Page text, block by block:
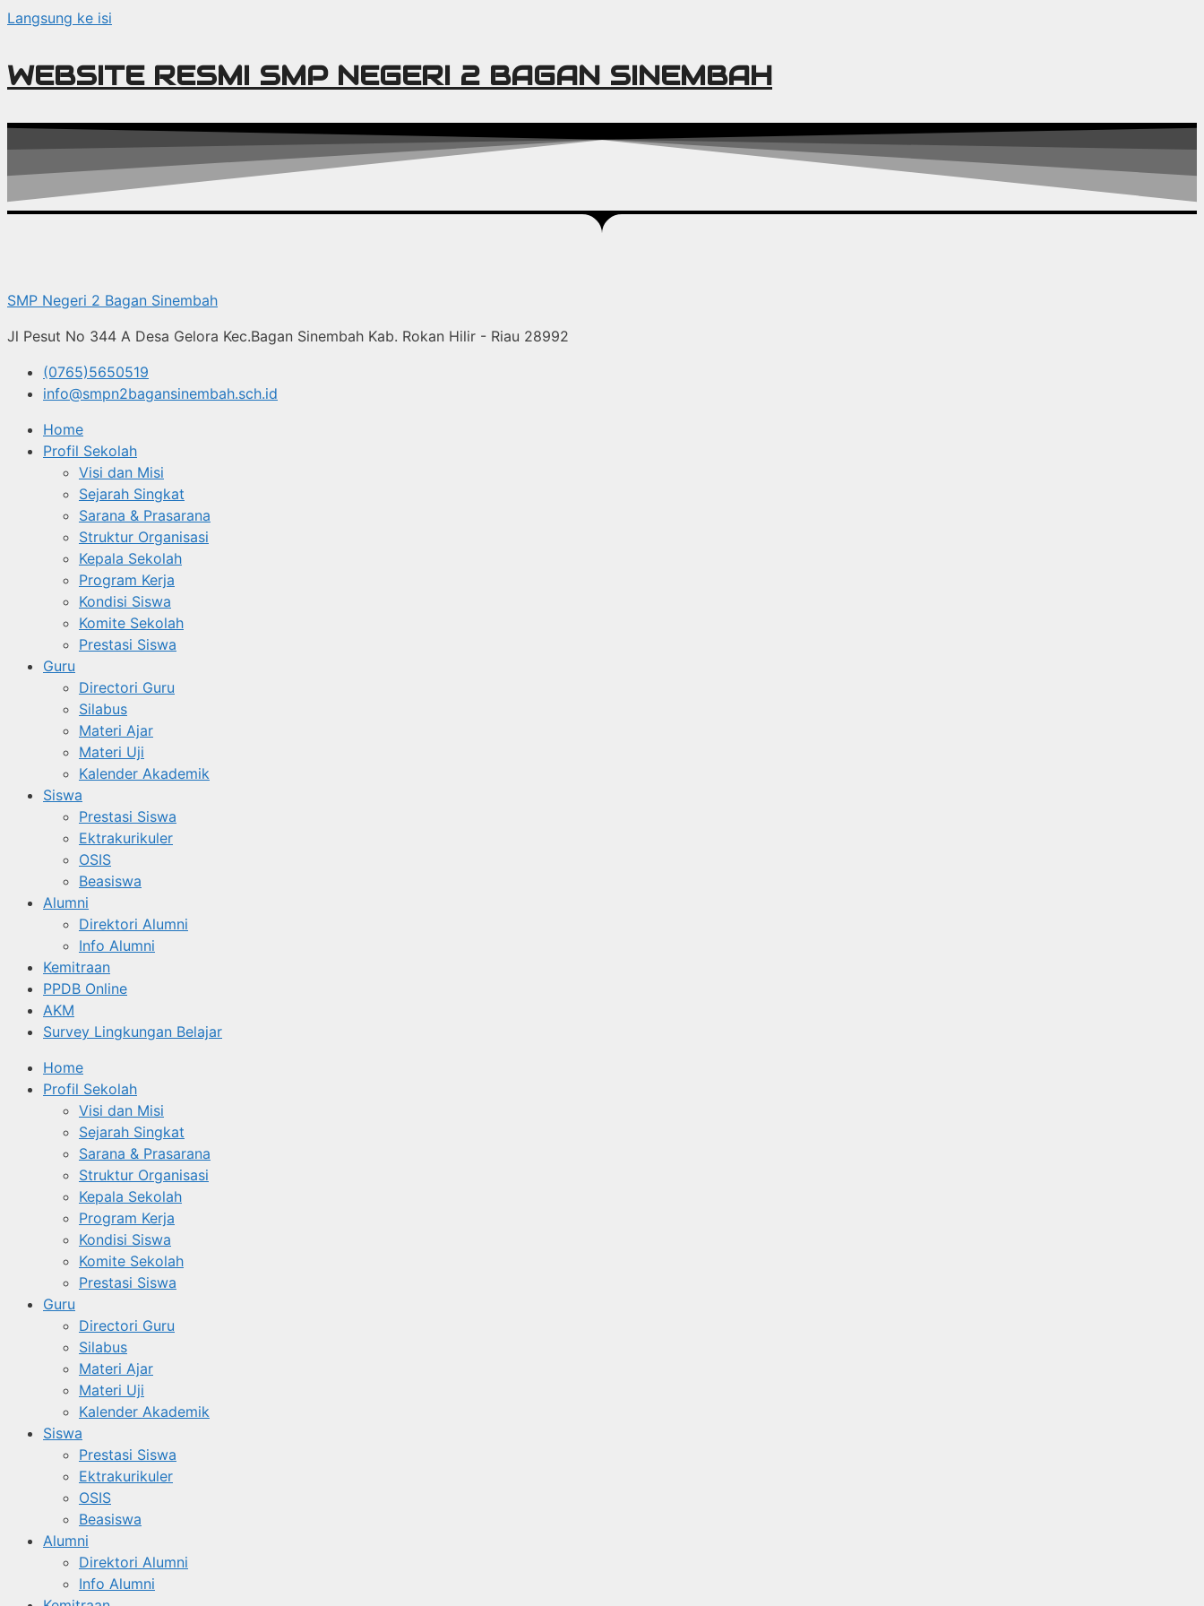
Langsung ke isi
WEBSITE RESMI SMP NEGERI 2 BAGAN SINEMBAH
SMP Negeri 2 Bagan Sinembah
Jl Pesut No 344 A Desa Gelora Kec.Bagan Sinembah Kab. Rokan Hilir - Riau 28992
(0765)5650519
info@smpn2bagansinembah.sch.id
Home
Profil Sekolah
Visi dan Misi
Sejarah Singkat
Sarana & Prasarana
Struktur Organisasi
Kepala Sekolah
Program Kerja
Kondisi Siswa
Komite Sekolah
Prestasi Siswa
Guru
Directori Guru
Silabus
Materi Ajar
Materi Uji
Kalender Akademik
Siswa
Prestasi Siswa
Ektrakurikuler
OSIS
Beasiswa
Alumni
Direktori Alumni
Info Alumni
Kemitraan
PPDB Online
AKM
Survey Lingkungan Belajar
Home
Profil Sekolah
Visi dan Misi
Sejarah Singkat
Sarana & Prasarana
Struktur Organisasi
Kepala Sekolah
Program Kerja
Kondisi Siswa
Komite Sekolah
Prestasi Siswa
Guru
Directori Guru
Silabus
Materi Ajar
Materi Uji
Kalender Akademik
Siswa
Prestasi Siswa
Ektrakurikuler
OSIS
Beasiswa
Alumni
Direktori Alumni
Info Alumni